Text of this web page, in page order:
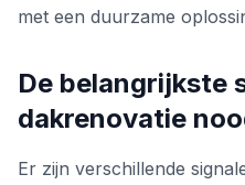
met een duurzame
De belangrijkste
dakrenovatie
Er zijn verschillende